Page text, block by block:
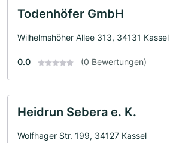
Todenhöfer GmbH
Wilhelmshöher Allee 313, 34131 Kassel
0.0 (0 Bewertungen)
Heidrun Sebera e. K.
Wolfhager Str. 199, 34127 Kassel